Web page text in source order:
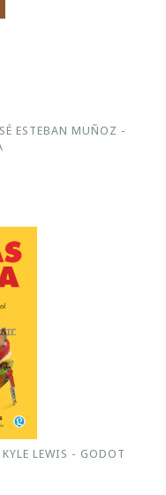
ESTEBAN MUÑOZ -
LEWIS - GODOT